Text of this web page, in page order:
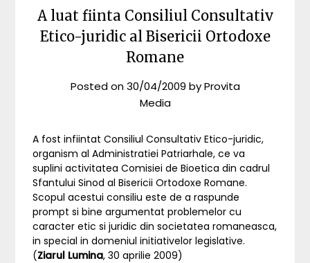
A luat fiinta Consiliul Consultativ
Etico-juridic al Bisericii Ortodoxe
Romane
Posted on30/04/2009 byProvita
Media
A fost infiintat Consiliul Consultativ Etico-juridic,
organism al Administratiei Patriarhale, ce va
suplini activitatea Comisiei de Bioetica din cadrul
Sfantului Sinod al Bisericii Ortodoxe Romane.
Scopul acestui consiliu este de a raspunde
prompt si bine argumentat problemelor cu
caracter etic si juridic din societatea romaneasca,
in special in domeniul initiativelor legislative.
(Ziarul Lumina, 30 aprilie 2009)